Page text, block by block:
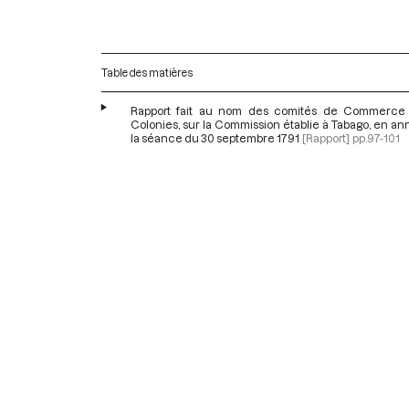
Table des matières
Rapport fait au nom des comités de
Colonies, sur la Commission établie à Tabago, en
la séance du 30 septembre 1791 [Rapport] pp.97-101